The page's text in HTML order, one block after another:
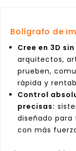
Bolígrafo de
Cree en 3D
arquitectos,
prueben,
rápida y
Control
precisas:
diseñado
con más